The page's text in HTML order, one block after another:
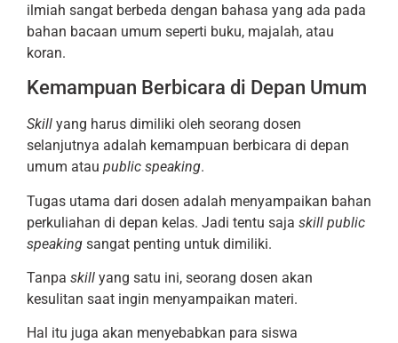
ilmiah sangat berbeda dengan bahasa yang ada pada
bahan bacaan umum seperti buku, majalah, atau
koran.
Kemampuan Berbicara di Depan Umum
Skill yang harus dimiliki oleh seorang dosen
selanjutnya adalah kemampuan berbicara di depan
umum atau public speaking.
Tugas utama dari dosen adalah menyampaikan bahan
perkuliahan di depan kelas. Jadi tentu saja skill public
speaking sangat penting untuk dimiliki.
Tanpa skill yang satu ini, seorang dosen akan
kesulitan saat ingin menyampaikan materi.
Hal itu juga akan menyebabkan para siswa